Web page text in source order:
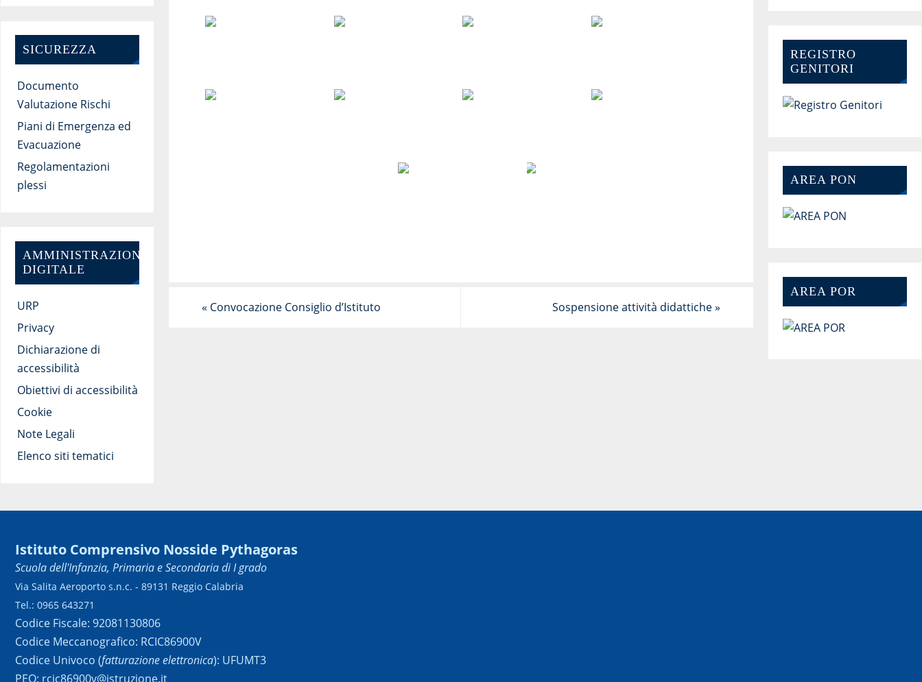
« Convocazione Consiglio d’Istituto Sospensione attività didattiche»
SICUREZZA
Documento
Valutazione Rischi
Piani di Emergenza ed
Evacuazione
Regolamentazioni
plessi
AMMINISTRAZIONE
DIGITALE
URP
Privacy
Dichiarazione di
accessibilità
Obiettivi di accessibilità
Cookie
Note Legali
Elenco siti tematici
REGISTRO
GENITORI
AREA PON
AREA POR
Istituto Comprensivo Nosside Pythagoras
Scuola dell'Infanzia, Primaria e Secondaria di I grado
Via Salita Aeroporto s.n.c. - 89131 Reggio Calabria
Tel.: 0965 643271
Codice Fiscale: 92081130806
Codice Meccanografico: RCIC86900V
Codice Univoco (fatturazione elettronica): UFUMT3
PEO: rcic86900v@istruzione.it